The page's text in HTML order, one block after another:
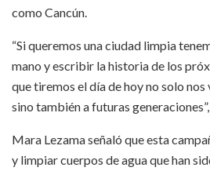
como Cancún.
“Si queremos una ciudad limpia
mano y escribir la historia de los
que tiremos el día de hoy no solo
sino también a futuras generaciones”,
Mara Lezama señaló que esta
y limpiar cuerpos de agua que han